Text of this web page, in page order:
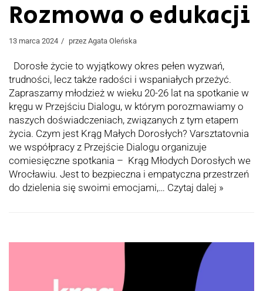
Rozmowa o edukacji
13 marca 2024 przez Agata Oleńska
Dorosłe życie to wyjątkowy okres pełen wyzwań,
trudności, lecz także radości i wspaniałych przeżyć.
Zapraszamy młodzież w wieku 20-26 lat na spotkanie w
kręgu w Przejściu Dialogu, w którym porozmawiamy o
naszych doświadczeniach, związanych z tym etapem
życia. Czym jest Krąg Małych Dorosłych? Varsztatovnia
we współpracy z Przejście Dialogu organizuje
comiesięczne spotkania – Krąg Młodych Dorosłych we
Wrocławiu. Jest to bezpieczna i empatyczna przestrzeń
do dzielenia się swoimi emocjami,… Czytaj dalej »